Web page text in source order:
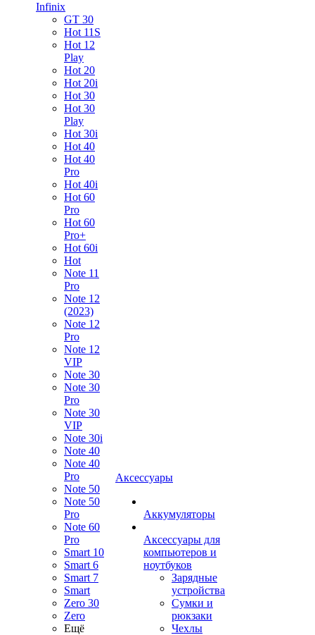
Infinix
GT 30
Hot 11S
Hot 12
Play
Hot 20
Hot 20i
Hot 30
Hot 30
Play
Hot 30i
Hot 40
Hot 40
Pro
Hot 40i
Hot 60
Pro
Hot 60
Pro+
Hot 60i
Hot
Note 11
Pro
Note 12
(2023)
Note 12
Pro
Note 12
VIP
Note 30
Note 30
Pro
Note 30
VIP
Note 30i
Note 40
Note 40
Pro
Note 50
Note 50
Pro
Note 60
Pro
Smart 10
Smart 6
Smart 7
Smart
Zero 30
Zero
Ещё
Аксессуары
Аккумуляторы
Аксессуары для
компьютеров и
ноутбуков
Зарядные
устройства
Сумки и
рюкзаки
Чехлы